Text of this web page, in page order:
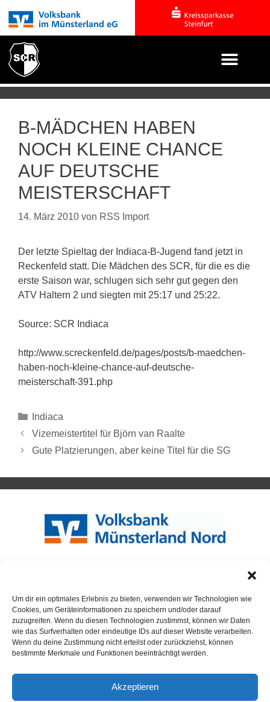
Um dir ein optimales Erlebnis zu bieten, verwenden wir Technologien wie
Cookies, um Geräteinformationen zu speichern und/oder darauf
zuzugreifen. Wenn du diesen Technologien zustimmst, können wir Daten
wie das Surfverhalten oder eindeutige IDs auf dieser Website verarbeiten.
Wenn du deine Zustimmung nicht erteilst oder zurückziehst, können
bestimmte Merkmale und Funktionen beeinträchtigt werden.
Akzeptieren
B-MÄDCHEN HABEN
NOCH KLEINE CHANCE
AUF DEUTSCHE
MEISTERSCHAFT
14. März 2010 von RSS Import
Der letzte Spieltag der Indiaca-B-Jugend fand jetzt in
Reckenfeld statt. Die Mädchen des SCR, für die es die
erste Saison war, schlugen sich sehr gut gegen den
ATV Haltern 2 und siegten mit 25:17 und 25:22.
Source: SCR Indiaca
http://www.screckenfeld.de/pages/posts/b-maedchen-
haben-noch-kleine-chance-auf-deutsche-
meisterschaft-391.php
Indiaca
Vizemeistertitel für Björn van Raalte
Gute Platzierungen, aber keine Titel für die SG
INDIACA
Neuigkeiten / Beiträge
Turnierteilnahmen und Platzierungen der SCR-